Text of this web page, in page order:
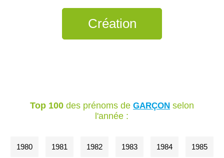
Top 100des prénoms de GARÇONselon
l'année :
1980 1981 1982 1983 1984 1985